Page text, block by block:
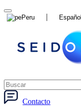
Peru Español
Contacto